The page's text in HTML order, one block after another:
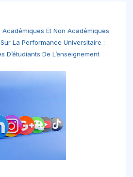
Académiques Et Non Académiques
La Performance Universitaire :
D’étudiants De L’enseignement